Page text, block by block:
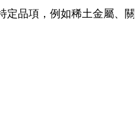
定品項，例如稀土金屬、關